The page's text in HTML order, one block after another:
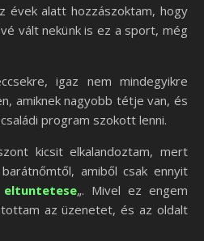
évek alatt hozzászoktam, hogy
vált nekünk is ez a sport, még
igaz nem mindegyikre
amiknek nagyobb tétje van, és
program szokott lenni.
kicsit elkalandoztam, mert
amiből csak ennyit
eltuntetese„. Mivel ez engem
az üzenetet, és az oldalt